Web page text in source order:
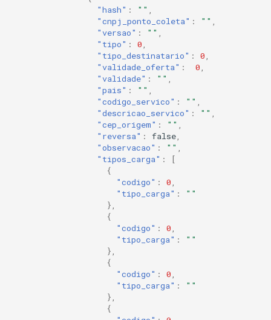
"hash" : ""
"cnpj_ponto_coleta" : ""
"versao" : ""
"tipo" : 0
"tipo_destinatario" : 0
"validade_oferta" : 0
"validade" : ""
"pais" : ""
"codigo_servico" : ""
"descricao_servico" : ""
"cep_origem" : ""
"reversa" : false
"observacao" : ""
"tipos_carga" :
[
{
"codigo" : 0
"tipo_carga" :
""
},
{
"codigo" : 0
"tipo_carga" :
""
},
{
"codigo" : 0
"tipo_carga" :
""
},
{